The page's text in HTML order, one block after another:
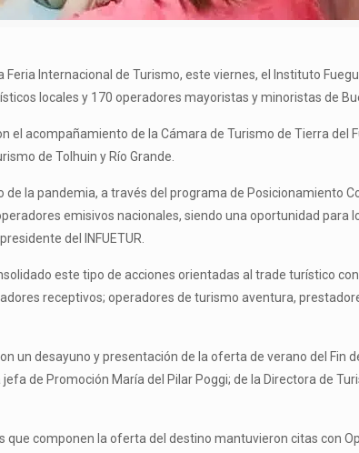
Feria Internacional de Turismo, este viernes, el Instituto
locales y 170 operadores mayoristas y minoristas de
el acompañamiento de la Cámara de Turismo de Tierra del
de Tolhuin y Río Grande.
la pandemia, a través del programa de Posicionamiento
emisivos nacionales, siendo una oportunidad para
del INFUETUR.
este tipo de acciones orientadas al trade turístico
receptivos; operadores de turismo aventura,
un desayuno y presentación de la oferta de verano del
de Promoción María del Pilar Poggi; de la Directora de
que componen la oferta del destino mantuvieron citas con